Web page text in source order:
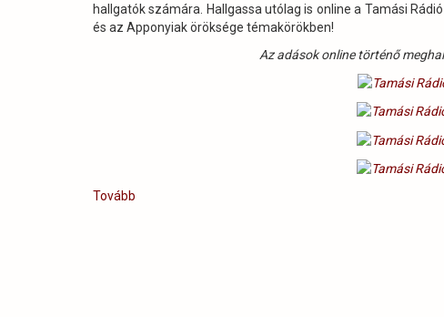
hallgatók számára. Hallgassa utólag is online a Tamási
és az Apponyiak öröksége témakörökben!
Az adások online történő
Tovább